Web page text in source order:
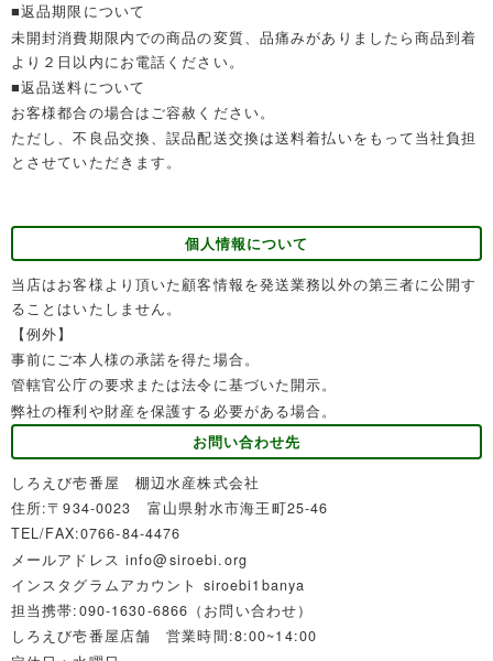
■返品期限について
未開封消費期限内での商品の変質、品痛みがありましたら商品到着
より２日以内にお電話ください。
■返品送料について
お客様都合の場合はご容赦ください。
ただし、不良品交換、誤品配送交換は送料着払いをもって当社負担
とさせていただきます。
個人情報について
当店はお客様より頂いた顧客情報を発送業務以外の第三者に公開す
ることはいたしません。
【例外】
事前にご本人様の承諾を得た場合。
管轄官公庁の要求または法令に基づいた開示。
弊社の権利や財産を保護する必要がある場合。
お問い合わせ先
しろえび壱番屋 棚辺水産株式会社
住所:〒934-0023 富山県射水市海王町25-46
TEL/FAX:0766-84-4476
メールアドレス info@siroebi.org
インスタグラムアカウント siroebi1banya
担当携帯:090-1630-6866（お問い合わせ）
しろえび壱番屋店舗 営業時間:8:00~14:00